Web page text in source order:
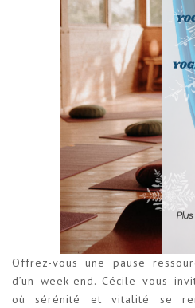
Offrez-vous une pause
d’un week-end. Cécile vous
où sérénité et vitalité se